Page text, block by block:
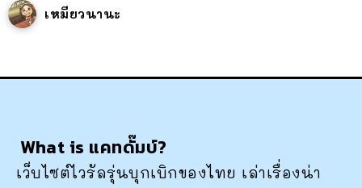
เหมียวนานะ
What is แคทดั๊มบ์?
เว็บไซต์ไวรัลรุ่นบุกเบิกของไทย เล่าเรื่องน่า